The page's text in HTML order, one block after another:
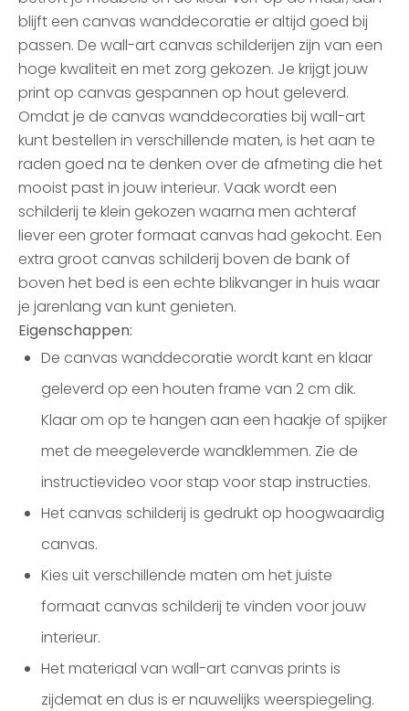
blijft een canvas wanddecoratie er altijd goed bij
passen. De wall-art canvas schilderijen zijn van een
hoge kwaliteit en met zorg gekozen. Je krijgt jouw
print op canvas gespannen op hout geleverd.
Omdat je de canvas wanddecoraties bij wall-art
kunt bestellen in verschillende maten, is het aan te
raden goed na te denken over de afmeting die het
mooist past in jouw interieur. Vaak wordt een
schilderij te klein gekozen waarna men achteraf
liever een groter formaat canvas had gekocht. Een
extra groot canvas schilderij boven de bank of
boven het bed is een echte blikvanger in huis waar
je jarenlang van kunt genieten.
Eigenschappen:
De canvas wanddecoratie wordt kant en klaar
geleverd op een houten frame van 2 cm dik.
Klaar om op te hangen aan een haakje of spijker
met de meegeleverde wandklemmen. Zie de
instructievideo voor stap voor stap instructies.
Het canvas schilderij is gedrukt op hoogwaardig
canvas.
Kies uit verschillende maten om het juiste
formaat canvas schilderij te vinden voor jouw
interieur.
Het materiaal van wall-art canvas prints is
zijdemat en dus is er nauwelijks weerspiegeling.